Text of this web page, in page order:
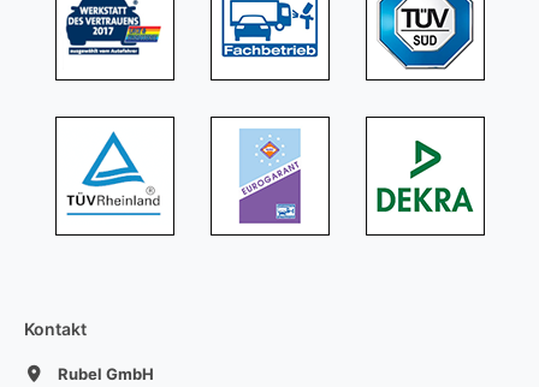
Kontakt
Rubel GmbH